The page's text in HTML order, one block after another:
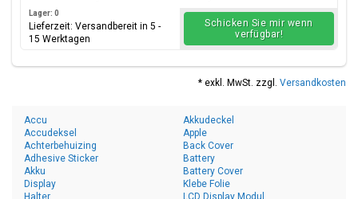
Lager: 0
Lieferzeit: Versandbereit in 5 -
15 Werktagen
Schicken Sie mir wenn
verfügbar!
* exkl. MwSt. zzgl. Versandkosten
Accu
Accudeksel
Achterbehuizing
Adhesive Sticker
Akku
Akkudeckel
Apple
Back Cover
Battery
Battery Cover
Display
Halter
Klebe Folie
LCD Display Modul